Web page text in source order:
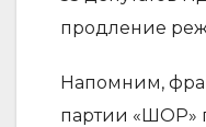
продление
Напомним,
партии «ШОР»